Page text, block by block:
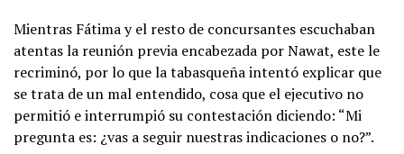
Mientras Fátima y el resto de concursantes escuchaban
atentas la reunión previa encabezada por Nawat, este le
recriminó, por lo que la tabasqueña intentó explicar que
se trata de un mal entendido, cosa que el ejecutivo no
permitió e interrumpió su contestación diciendo: “Mi
pregunta es: ¿vas a seguir nuestras indicaciones o no?”.